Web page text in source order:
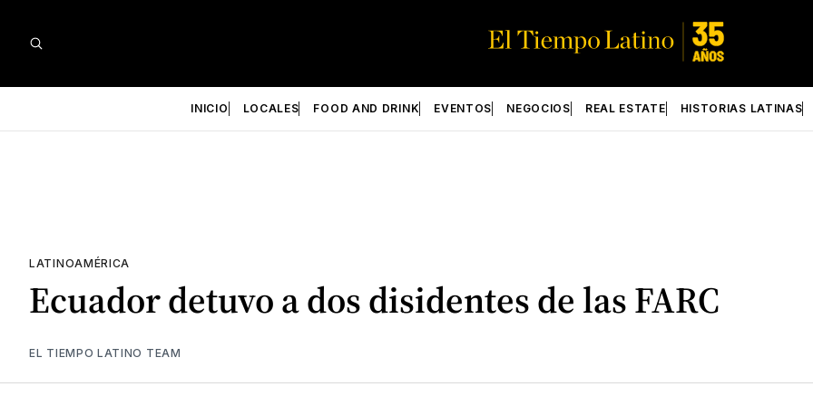
INICIO LOCALES FOOD AND DRINK EVENTOS NEGOCIOS REAL ESTATE HISTORIAS LATINAS
LATINOAMÉRICA
Ecuador detuvo a dos disidentes de las FARC
EL TIEMPO LATINO TEAM